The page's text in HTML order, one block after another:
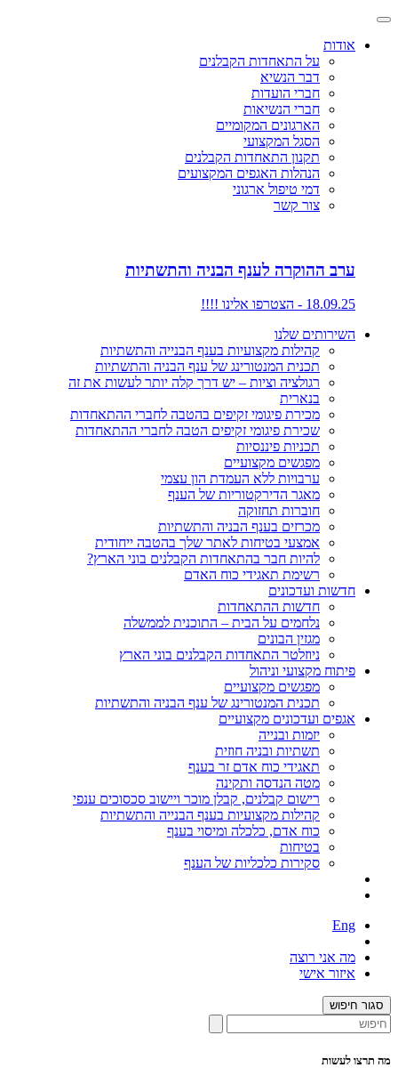
אודות
על התאחדות הקבלנים
דבר הנשיא
חברי הועדות
חברי הנשיאות
הארגונים המקומיים
הסגל המקצועי
תקנון התאחדות הקבלנים
הנהלות האגפים המקצועים
דמי טיפול ארגוני
צור קשר
ערב ההוקרה לענף הבניה והתשתיות
18.09.25 - הצטרפו אלינו !!!!
השירותים שלנו
קהילות מקצועיות בענף הבנייה והתשתיות
תכנית המנטורינג של ענף הבניה והתשתיות
רגולציה וציות – יש דרך קלה יותר לעשות את זה
בנארית
מכירת פיגומי זקיפים בהטבה לחברי ההתאחדות
שכירת פיגומי זקיפים הטבה לחברי ההתאחדות
תכניות פיננסיות
מפגשים מקצועיים
ערבויות ללא העמדת הון עצמי
מאגר הדירקטוריות של הענף
חוברות תחזוקה
מכרזים בענף הבניה והתשתיות
אמצעי בטיחות לאתר שלך בהטבה ייחודית
להיות חבר בהתאחדות הקבלנים בוני הארץ?
רשימת תאגידי כוח האדם
חדשות ועדכונים
חדשות ההתאחדות
נלחמים על הבית – התוכנית לממשלה
מגזין הבונים
ניוזלטר התאחדות הקבלנים בוני הארץ
פיתוח מקצועי וניהול
מפגשים מקצועיים
תכנית המנטורינג של ענף הבניה והתשתיות
אגפים ועדכונים מקצועיים
יזמות ובנייה
תשתיות ובניה חוזית
תאגידי כוח אדם זר בענף
מטה הנדסה ותקינה
רישום קבלנים, קבלן מוכר ויישוב סכסוכים ענפי
קהילות מקצועיות בענף הבנייה והתשתיות
כוח אדם, כלכלה ומיסוי בענף
בטיחות
סקירות כלכליות של הענף
Eng
מה אני רוצה
איזור אישי
סגור חיפוש
מה תרצו לעשות